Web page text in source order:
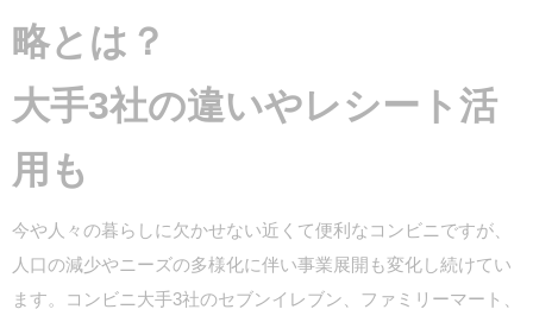
略とは？
大手3社の違いやレシート活
用も
今や人々の暮らしに欠かせない近くて便利なコンビニですが、
人口の減少やニーズの多様化に伴い事業展開も変化し続けてい
ます。コンビニ大手3社のセブンイレブン、ファミリーマート、